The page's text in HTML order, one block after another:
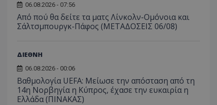
06.08.2026 - 07:56
Από πού θα δείτε τα ματς Λίνκολν-Ομόνοια και
Σάλτσμπουργκ-Πάφος (ΜΕΤΑΔΟΣΕΙΣ 06/08)
ΔΙΕΘΝΗ
06.08.2026 - 00:06
Βαθμολογία UEFA: Μείωσε την απόσταση από τη
14η Νορβηγία η Κύπρος, έχασε την ευκαιρία η
Ελλάδα (ΠΙΝΑΚΑΣ)